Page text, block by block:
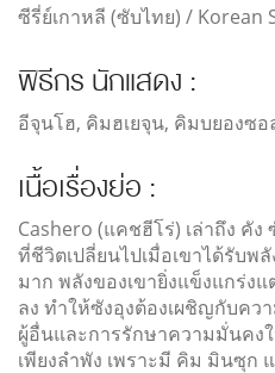
ซีรี่ย์เกาหลี (ซับไทย) / Korean
พิธีกร นักแสดง :
อีจุนโฮ, คิมฮเยจุน, คิมบยองซ
เนื้อเรื่องย่อ :
Cashero (แคชฮีโร่) เล่าถึง คั
ที่ชีวิตเปลี่ยนไปเมื่อเขาได้รับพ
มาก พลังของเขายิ่งแข็งแกร่ง
ลง ทำให้ซังอุงต้องเผชิญกับคว
ผู้อื่นและการรักษาความมั่นคง
เพียงลำพัง เพราะมี คิม มินซุก